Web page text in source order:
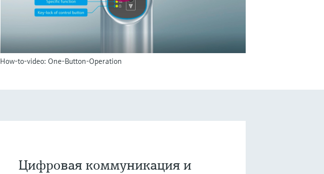
How-to-video: One-Button-Operation
Цифровая коммуникация и